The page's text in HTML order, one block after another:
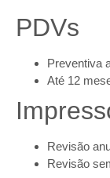
PDVs
Preventiva
Até 12
Revisão
Revisão